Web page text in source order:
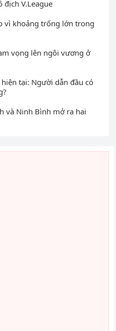
địch V.League
vì khoảng trống lớn trong
vọng lên ngôi vương ở
hiện tại: Người dẫn đầu có
và Ninh Bình mở ra hai